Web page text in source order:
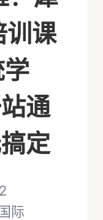
训课
通
定
际